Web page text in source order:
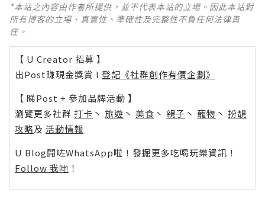
*本站之內容由作者所提供，並不代表本站的立場。因此本站對
所有博客的立場、真實性、準確性及完整性不負任何法律責
任。
【 U Creator 招募 】
出Post賺現金獎賞 l 登記《社群創作有價企劃》
【 睇Post + 參加品牌活動 】
瀏覽更多社群 打卡 丶 旅遊 丶 美食 丶 親子 丶 寵物 丶 扮靚
攻略及 活動情報
U Blog開咗WhatsApp啦！發掘更多吃喝玩樂資訊！
Follow 我哋 ！